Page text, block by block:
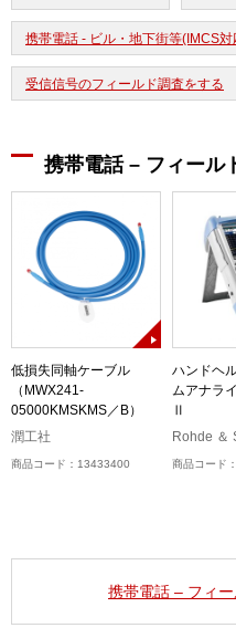
携帯電話 - ビル・地下街等(IMCS対
受信信号のフィールド調査をする
携帯電話 – フィール
低損失同軸ケーブル
（MWX241-
05000KMSKMS／B）
潤工社
商品コード：13433400
ハンドヘ
ムアナラ
Ⅱ
Rohde ＆
商品コード
携帯電話 – フィ